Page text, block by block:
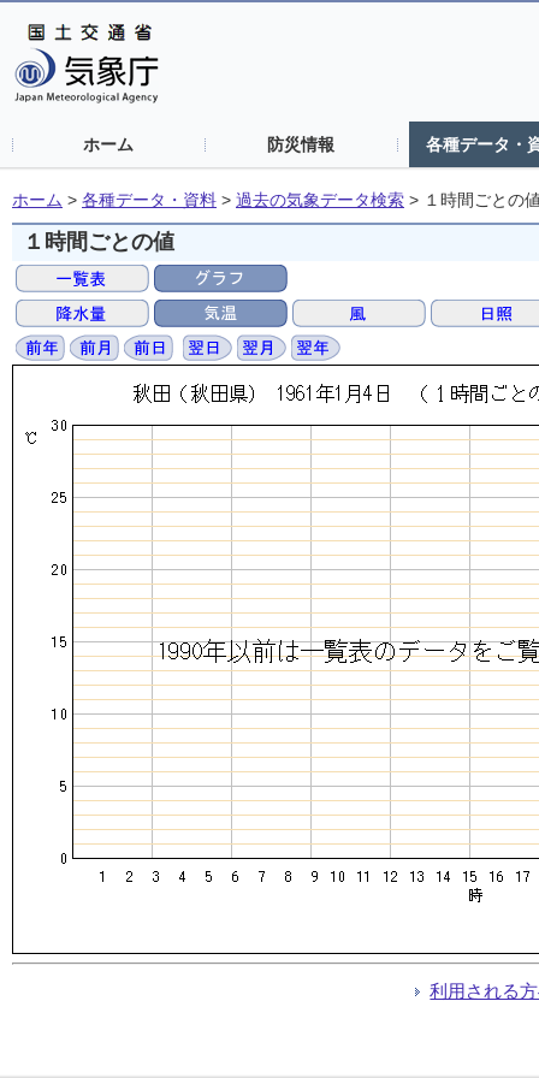
ホーム 防災情報 各種データ・
ホーム > 各種データ・資料 > 過去の気象データ検索 > １時間ごとの
１時間ごとの値
利用される